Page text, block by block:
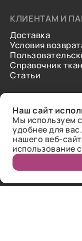
КЛИЕНТАМ И
Доставка
Условия
Справочник
Статьи
О нас
Контакты
Отзывы
Наш сайт
Мы используем
удобнее для
нашего веб-
использование